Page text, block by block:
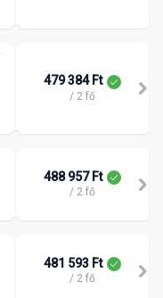
479 384 Ft
/ 2 fő
488 957 Ft
/ 2 fő
481 593 Ft
/ 2 fő